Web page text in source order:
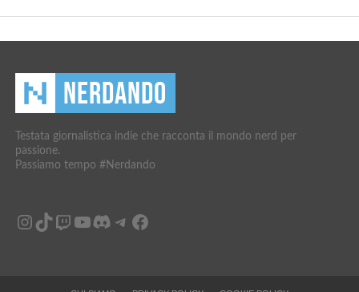
Testata giornalistica indie che racconta il mondo nerd per
passione.
Passiamo tempo #Nerdando
Instagram
TikTok
Twitch
YouTube
Discord
Telegram
Facebook